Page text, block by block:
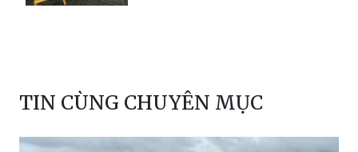
TIN CÙNG CHUYÊN MỤC